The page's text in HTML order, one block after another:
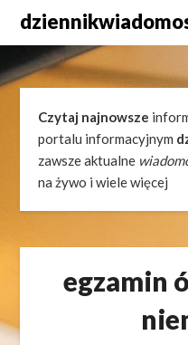
content
Czytaj najnowsze
portalu informacyjnym
zawsze aktualne
na żywo i wiele więcej
egzamin